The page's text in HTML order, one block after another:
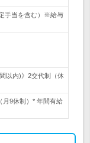
手当を含む）※給与
以内)》2交代制（休
月9休制）* 年間有給